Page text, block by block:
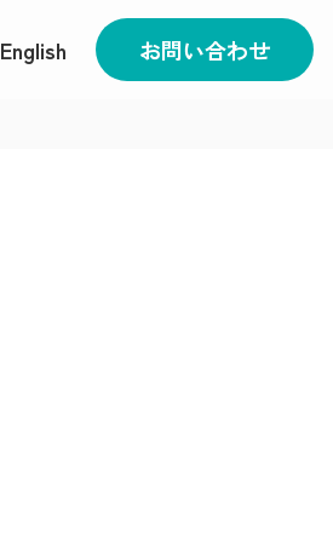
English お問い合わせ